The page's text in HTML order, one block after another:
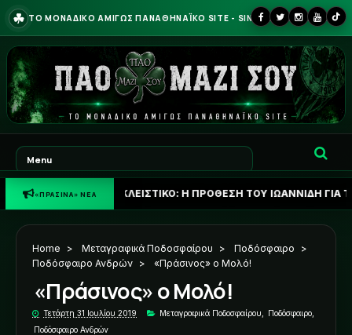
☘ ΤΟ ΜΟΝΑΔΙΚΟ ΑΜΙΓΩΣ ΠΑΝΑΘΗΝΑΪΚΟ SITE - SINCE 2013
«ΠΡΑΣΙΝΑ» ΝΕΑ
ΑΠΟΚΛΕΙΣΤΙΚΟ: Η ΠΡΟΘΕΣΗ ΤΟΥ ΙΩΑΝΝΙΔΗ ΓΙΑ ΤΟ ΜΕΛΛΟΝ
Home > Μεταγραφικά Ποδοσφαίρου > Ποδόσφαιρο
>
Ποδόσφαιρο Ανδρών > «Πράσινος» ο Μολό!
«Πράσινος» ο Μολό!
Τετάρτη 31 Ιουλίου 2019 Μεταγραφικά Ποδοσφαίρου Ποδόσφαιρο
Ποδόσφαιρο Ανδρών